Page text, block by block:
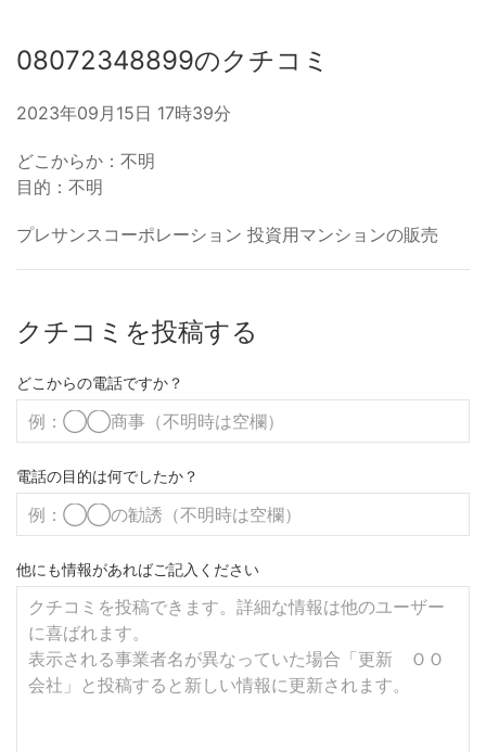
08072348899のクチコミ
2023年09月15日 17時39分
どこからか：不明
目的：不明
プレサンスコーポレーション 投資用マンションの販売
クチコミを投稿する
どこからの電話ですか？
電話の目的は何でしたか？
他にも情報があればご記入ください